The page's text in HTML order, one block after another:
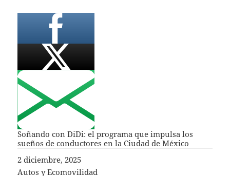
Soñando con DiDi: el programa que impulsa los
sueños de conductores en la Ciudad de México
Fecha
2 diciembre, 2025
In relation to
Autos y Ecomovilidad